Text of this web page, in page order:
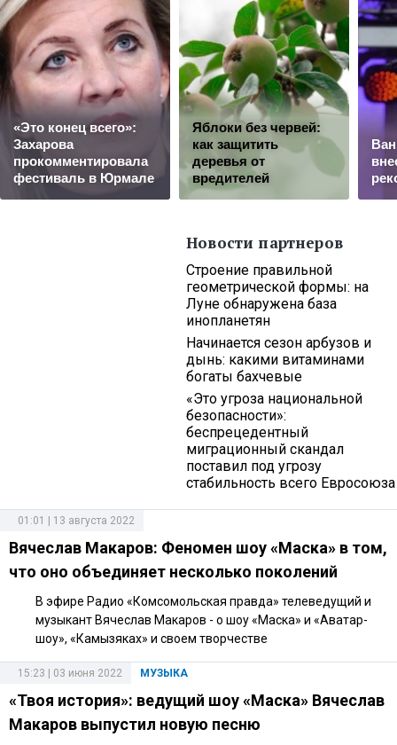
«Это конец всего»:
Захарова
прокомментировала
фестиваль в Юрмале
Яблоки без червей:
как защитить
деревья от
вредителей
Новости партнеров
Строение правильной
геометрической формы: на
Луне обнаружена база
инопланетян
Начинается сезон арбузов и
дынь: какими витаминами
богаты бахчевые
«Это угроза национальной
безопасности»:
беспрецедентный
миграционный скандал
поставил под угрозу
стабильность всего Евросоюза
01:01 | 13 августа 2022
Вячеслав Макаров: Феномен шоу «Маска» в том,
что оно объединяет несколько поколений
В эфире Радио «Комсомольская правда» телеведущий и
музыкант Вячеслав Макаров - о шоу «Маска» и «Аватар-
шоу», «Камызяках» и своем творчестве
МУЗЫКА
15:23 | 03 июня 2022
«Твоя история»: ведущий шоу «Маска» Вячеслав
Макаров выпустил новую песню